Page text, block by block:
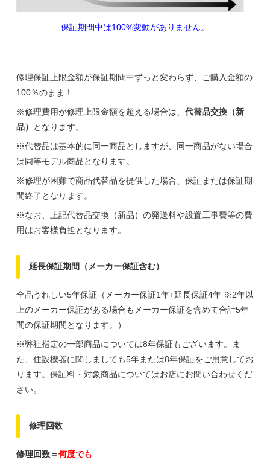
保証期間中は100%変動がありません。
修理保証上限金額が保証期間中ずっと変わらず、ご購入金額の
100％のまま！
※修理費用が修理上限金額を超える場合は、 代替品交換（新
品）
となります。
※代替品は基本的に同一商品としますが、同一商品がない場合
は同等モデル商品となります。
※修理が困難で商品代替品を提供した場合、保証または保証期
間終了となります。
※なお、上記代替品交換（新品）の発送料や設置工事費等の費
用はお客様負担となります。
延長保証期間（メーカー保証含む）
全品うれしい5年保証（メーカー保証1年+延長保証4年 ※2年以
上のメーカー保証がある場合もメーカー保証を含めて合計5年
間の保証期間となります。）
※弊社指定の一部商品については8年保証もございます。ま
た、住設機器に関しましても5年または8年保証をご用意してお
ります。保証料・対象商品についてはお店にお問い合わせくだ
さい。
修理回数
修理回数＝何度でも